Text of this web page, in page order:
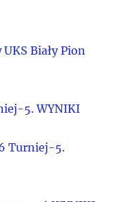
Biały Pion
5. WYNIKI
Turniej-5.